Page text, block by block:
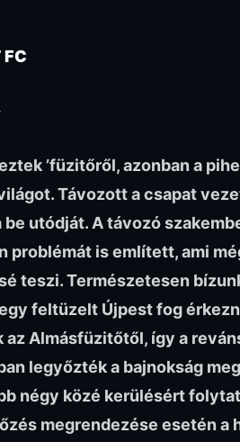
FC
’füzitőről, azonban a
Távozott a csapat
utódját. A távozó
problémát is említett, ami
teszi. Természetesen
feltüzelt Újpest fog
Almásfüzitőtől, így a
legyőzték a bajnokság
négy közé kerülésért
megrendezése esetén a